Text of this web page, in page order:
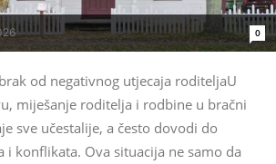
0
od negativnog utjecaja roditeljaU
miješanje roditelja i rodbine u bračni
sve učestalije, a često dovodi do
konflikata. Ova situacija ne samo da